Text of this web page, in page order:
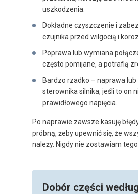
uszkodzenia.
Dokładne czyszczenie i
czujnika przed wilgocią i
Poprawa lub wymiana
często pomijane, a potrafią
Bardzo rzadko – naprawa
sterownika silnika, jeśli to on
prawidłowego napięcia.
Po naprawie zawsze kasuję
próbną, żeby upewnić się, że
należy. Nigdy nie zostawiam
Dobór części